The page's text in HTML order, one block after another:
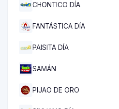
CHONTICO DÍA
FANTÁSTICA DÍA
PAISITA DÍA
SAMÁN
PIJAO DE ORO